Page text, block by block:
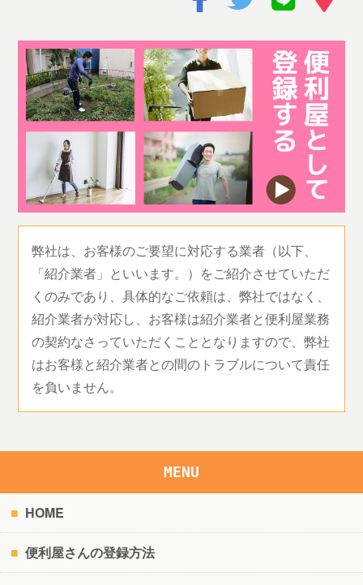
弊社は、お客様のご要望に対応する業者（以下、
「紹介業者」といいます。）をご紹介させていただ
くのみであり、具体的なご依頼は、弊社ではなく、
紹介業者が対応し、お客様は紹介業者と便利屋業務
の契約なさっていただくこととなりますので、弊社
はお客様と紹介業者との間のトラブルについて責任
を負いません。
MENU
HOME
便利屋さんの登録方法